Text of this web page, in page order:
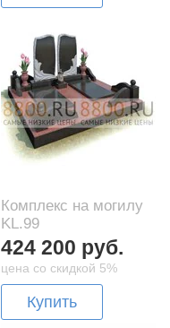
Комплекс на могилу
KL.99
424 200 руб.
цена со скидкой 5%
Купить